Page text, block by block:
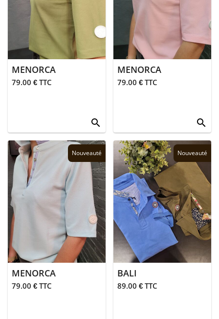
bain
Femmes
> Bermudas
> Blouses
> Gilets
> Jean's
> Jupes
> Pantalons
> Polaires
> Robes
> Sweats
MENORCA
79.00 € TTC
search
MENORCA
79.00 € TTC
search
Nouveauté
MENORCA
79.00 € TTC
Nouveauté
BALI
89.00 € TTC